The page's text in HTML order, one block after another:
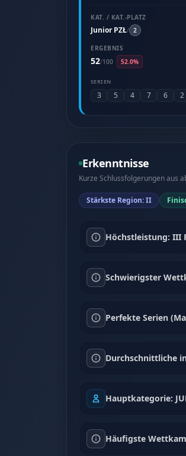
KAT. / KAT.-PLATZ
Junior PZŁ/ 2
ERGEBNIS
52/100 52.0%
SERIEN
3 5 4 7 6 2
Erkenntnisse
Kurze Schlussfolgerungen aus
Stärkste Region: II
Höchstleistung: III
Schwierigster
Perfekte Serien
Durchschnittliche
Hauptkategorie:
Häufigste